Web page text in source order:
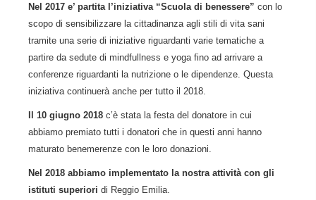
Nel 2017 e’ partita l’iniziativa “Scuola di benessere” con lo
scopo di sensibilizzare la cittadinanza agli stili di vita sani
tramite una serie di iniziative riguardanti varie tematiche a
partire da sedute di mindfullness e yoga fino ad arrivare a
conferenze riguardanti la nutrizione o le dipendenze. Questa
iniziativa continuerà anche per tutto il 2018.
Il 10 giugno 2018 c’è stata la festa del donatore in cui
abbiamo premiato tutti i donatori che in questi anni hanno
maturato benemerenze con le loro donazioni.
Nel 2018 abbiamo implementato la nostra attività con gli
istituti superiori di Reggio Emilia.